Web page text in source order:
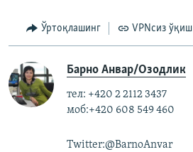
Ўртоқлашинг VPNсиз ўқиш
Барно Анвар/Озодлик
тел: +420 2 2112 3437
моб:+420 608 549 460
Twitter:@BarnoAnvar